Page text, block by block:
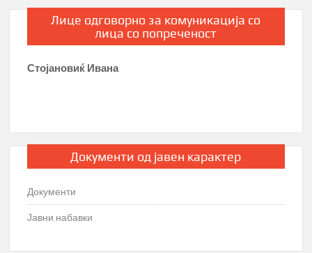
Лице одговорно за комуникација со
лица со попреченост
Стојановиќ Ивана
Документи од јавен карактер
Документи
Јавни набавки